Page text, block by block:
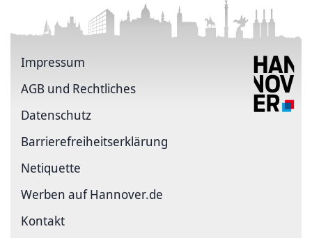
Impressum
AGB und Rechtliches
Datenschutz
Barriere­freiheits­erklärung
Netiquette
Werben auf Hannover.de
Kontakt